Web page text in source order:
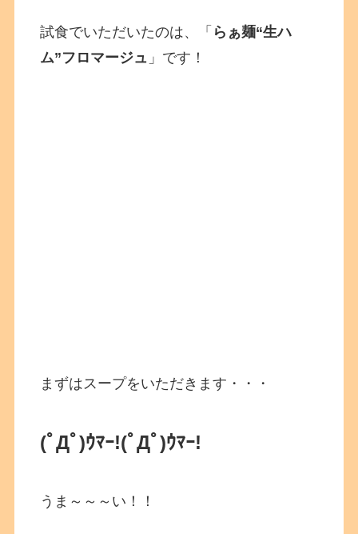
試食でいただいたのは、「 らぁ麺“生ハ
ム”フロマージュ 」です！
まずはスープをいただきます・・・
(ﾟДﾟ)ｳﾏｰ!(ﾟДﾟ)ｳﾏｰ!
うま～～～い！！